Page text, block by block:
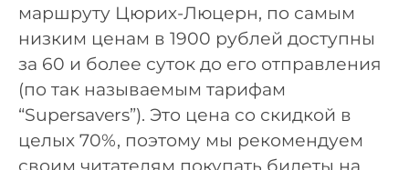
маршруту Цюрих-Люцерн, по самым
низким ценам в 1900 рублей доступны
за 60 и более суток до его отправления
(по так называемым тарифам
“Supersavers”). Это цена со скидкой в
целых 70%, поэтому мы рекомендуем